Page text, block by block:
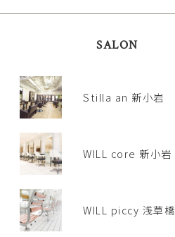
SALON
Stilla an 新小岩
WILL core 新小岩
WILL piccy 浅草橋